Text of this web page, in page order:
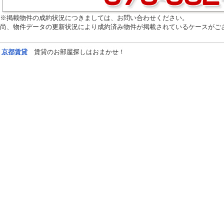
※掲載物件の成約状況につきましては、お問い合わせください。
尚、物件データの更新状況により成約済み物件が掲載されているケースが
京都賃貸 賃貸のお部屋探しはおまかせ！